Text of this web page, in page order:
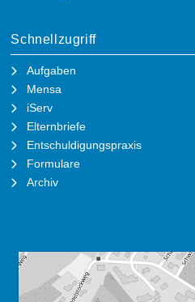
Schnellzugriff
Aufgaben
Mensa
iServ
Elternbriefe
Entschuldigungspraxis
Formulare
Archiv